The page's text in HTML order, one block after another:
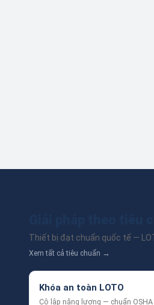
Thiết bị đạt chuẩn quốc tế —
Xem tất cả tiêu chuẩn →
Khóa an toàn LOTO
Cô lập năng lượng — chuẩn